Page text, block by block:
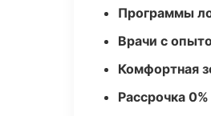
Программы
Врачи с
Комфортная
Рассрочка